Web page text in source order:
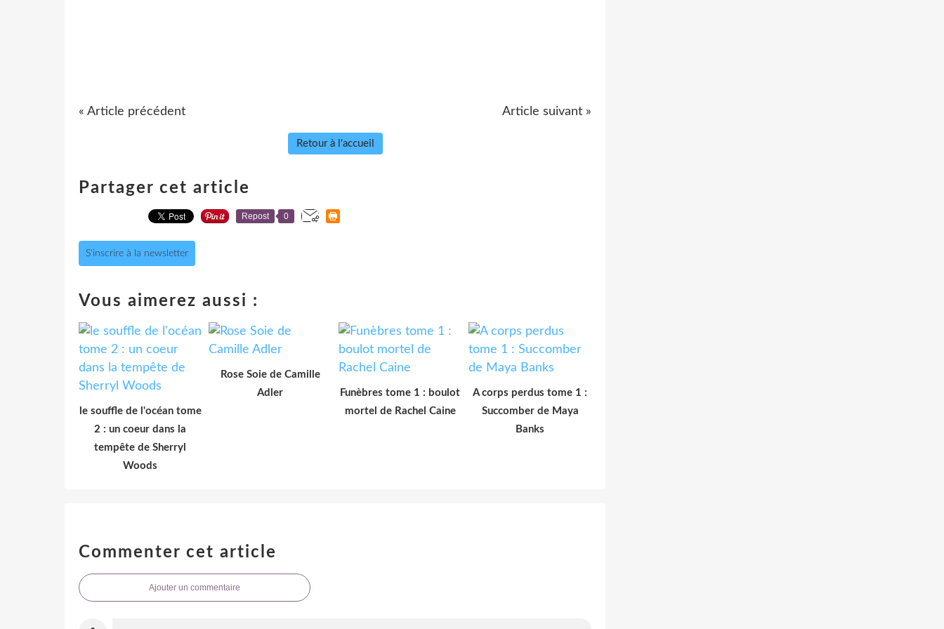
« Article précédent Article suivant »
Retour à l'accueil
Partager cet article
Repost 0
S'inscrire à la newsletter
Vous aimerez aussi :
le souffle de l'océan tome
2 : un coeur dans la
tempête de Sherryl
Woods
Rose Soie de Camille
Adler
Funèbres tome 1 : boulot
mortel de Rachel Caine
A corps perdus tome 1 :
Succomber de Maya
Banks
Commenter cet article
Ajouter un commentaire